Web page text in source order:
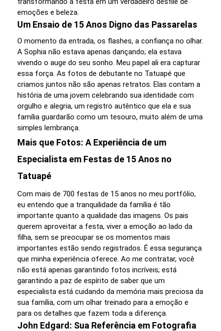
emoções e beleza.
Um Ensaio de 15 Anos Digno das Passarelas
O momento da entrada, os flashes, a confiança no olhar.
A Sophia não estava apenas dançando; ela estava
vivendo o auge do seu sonho. Meu papel ali era capturar
essa força. As fotos de debutante no Tatuapé que
criamos juntos não são apenas retratos. Elas contam a
história de uma jovem celebrando sua identidade com
orgulho e alegria, um registro autêntico que ela e sua
família guardarão como um tesouro, muito além de uma
simples lembrança.
Mais que Fotos: A Experiência de um
Especialista em Festas de 15 Anos no
Tatuapé
Com mais de 700 festas de 15 anos no meu portfólio,
eu entendo que a tranquilidade da família é tão
importante quanto a qualidade das imagens. Os pais
querem aproveitar a festa, viver a emoção ao lado da
filha, sem se preocupar se os momentos mais
importantes estão sendo registrados. É essa segurança
que minha experiência oferece. Ao me contratar, você
não está apenas garantindo fotos incríveis; está
garantindo a paz de espírito de saber que um
especialista está cuidando da memória mais preciosa da
sua família, com um olhar treinado para a emoção e
para os detalhes que fazem toda a diferença.
John Edgard: Sua Referência em Fotografia